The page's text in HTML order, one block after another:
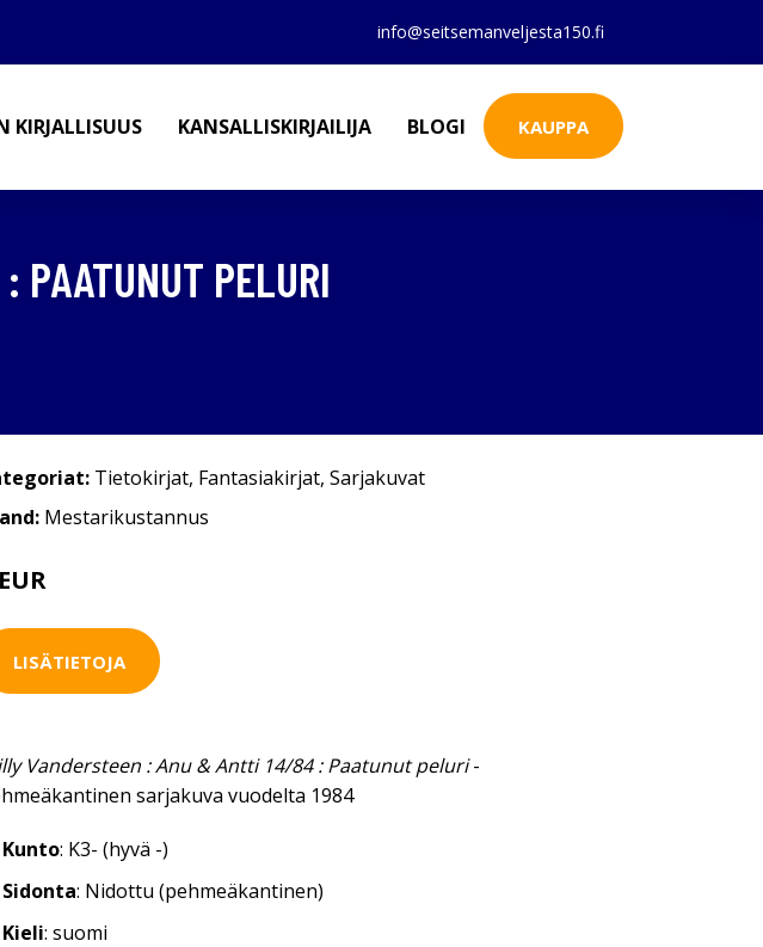
info@seitsemanveljesta150.fi
KIRJALLISUUS KANSALLISKIRJAILIJA BLOGI KAUPPA
PELURI
Tietokirjat, Fantasiakirjat, Sarjakuvat
Mestarikustannus
LISÄTIETOJA
Vandersteen : Anu & Antti 14/84 : Paatunut peluri-
sarjakuva vuodelta 1984
Kunto: K3- (hyvä -)
Sidonta: Nidottu (pehmeäkantinen)
Kieli: suomi